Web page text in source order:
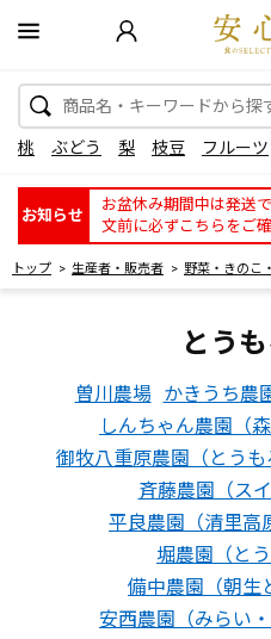
桃 ぶどう 梨 枝豆 フルーツ
お知らせ
お盆休み期間中は発送
文前に必ずこちらをご確
トップ 生産者・販売者 野菜・きのこ
とう
曽川農場
かきうち農
しんちゃん農園（
御牧八重原農園（とうも
斉藤農園（ス
平良農園（清里高
堀農園（とう
備中農園（朝生
安西農園（みらい